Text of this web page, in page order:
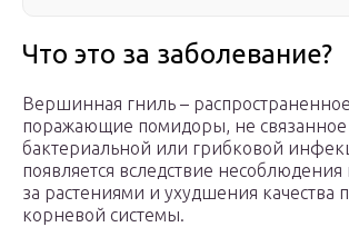
Что это за заболевание?
Вершинная гниль –
поражающие помидоры, не связанное
бактериальной или грибковой
появляется вследствие несоблюдения
за растениями и ухудшения качества
корневой системы.